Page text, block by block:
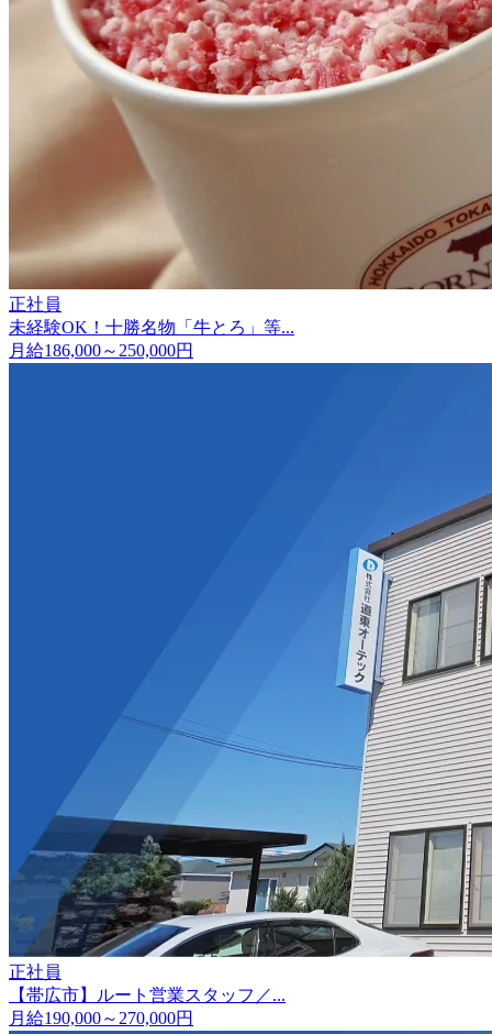
正社員
未経験OK！十勝名物「牛とろ」等...
月給186,000～250,000円
正社員
【帯広市】ルート営業スタッフ／...
月給190,000～270,000円